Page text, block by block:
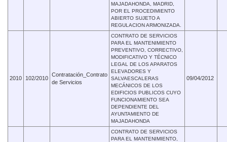
MAJADAHONDA, MADRID,
POR EL PROCEDIMIENTO
ABIERTO SUJETO A
REGULACION ARMONIZADA.
2010 102/2010
Contratación_Contrato
de Servicios
CONTRATO DE SERVICIOS
PARA EL MANTENIMIENTO
PREVENTIVO, CORRECTIVO,
MODIFICATIVO Y TÉCNICO
LEGAL DE LOS APARATOS
ELEVADORES Y
SALVAESCALERAS
MECÁNICOS DE LOS
EDIFICIOS PUBLICOS CUYO
FUNCIONAMIENTO SEA
DEPENDIENTE DEL
AYUNTAMIENTO DE
MAJADAHONDA
09/04/2012
CONTRATO DE SERVICIOS
PARA EL MANTENIMIENTO,